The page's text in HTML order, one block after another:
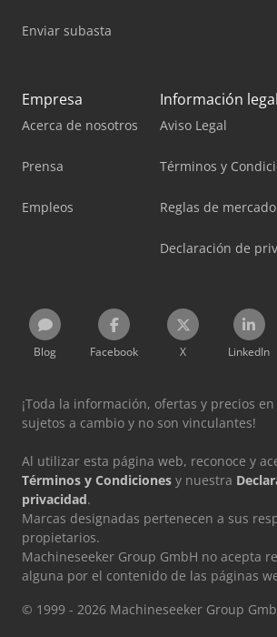
Enviar subasta
Empresa
Acerca de nosotros
Prensa
Empleos
Información legal
Aviso Legal
Términos y
Reglas de mercado
Declaración de
Blog Facebook X LinkedIn
¡Toda la información, ofertas y precios
sujetos a cambio y no son vinculantes!
Al utilizar esta página web, reconoce y
Términos y Condiciones y nuestra
privacidad.
Marcas designadas pertenecen a sus
propietarios.
Machineseeker Group GmbH no acepta
alguna por el contenido de las páginas
© 1999 - 2026 Machineseeker Group